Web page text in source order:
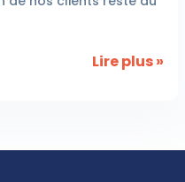
Lire plus »